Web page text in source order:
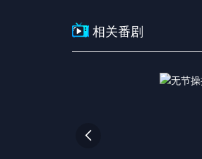
相关番剧
